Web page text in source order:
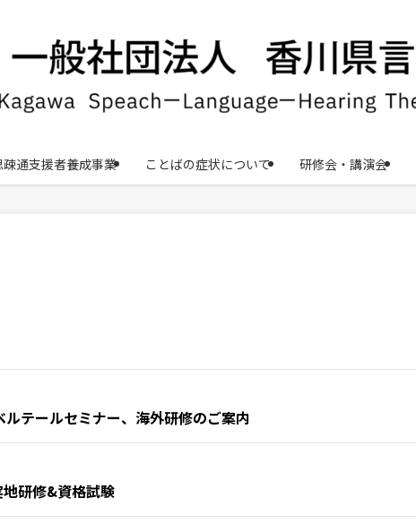
通支援者養成事業 ことばの症状について 研修会・講演会
テールセミナー、海外研修のご案内
研修&資格試験